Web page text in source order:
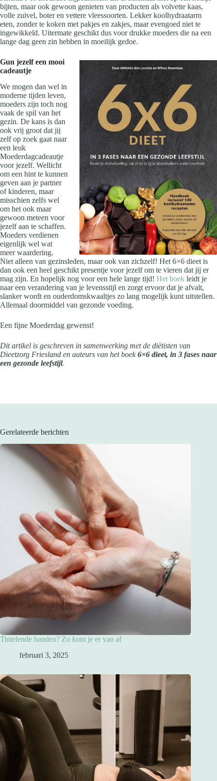
bijten, maar ook gewoon genieten van producten als volvette kaas,
volle zuivel, boter en vettere vleessoorten. Lekker koolhydraatarm
eten, zonder te koken met pakjes en zakjes, maar evengoed niet te
ingewikkeld. Uitermate geschikt dus voor drukke moeders die na een
lange dag geen zin hebben in moeilijk gedoe.
Gun jezelf een mooi
cadeautje
We mogen dan wel in
moderne tijden leven,
moeders zijn toch nog
vaak de spil van het
gezin. De kans is dan
ook vrij groot dat jij
zelf op zoek gaat naar
een leuk
Moederdagcadeautje
voor jezelf. Wellicht
om een hint te kunnen
geven aan je partner
of kinderen, maar
misschien zelfs wel
om het ook maar
gewoon meteen voor
jezelf aan te schaffen.
Moeders verdienen
eigenlijk wel wat
meer waardering.
Niet alleen van gezinsleden, maar ook van zichzelf! Het 6×6 dieet is
dan ook een heel geschikt presentje voor jezelf om te vieren dat jij er
mag zijn. En hopelijk nog voor een hele lange tijd! Het boek leidt je
naar een verandering van je levensstijl en zorgt ervoor dat je afvalt,
slanker wordt en ouderdomskwaaltjes zo lang mogelijk kunt uitstellen.
Allemaal doormiddel van gezonde voeding.
Een fijne Moederdag gewenst!
Dit artikel is geschreven in samenwerking met de diëtisten van
Dieetzorg Friesland en auteurs van het boek6×6 dieet, in 3 fases naar
een gezonde leefstijl.
Gerelateerde berichten
Tintelende handen? Zo kom je er van af
februari 3, 2025